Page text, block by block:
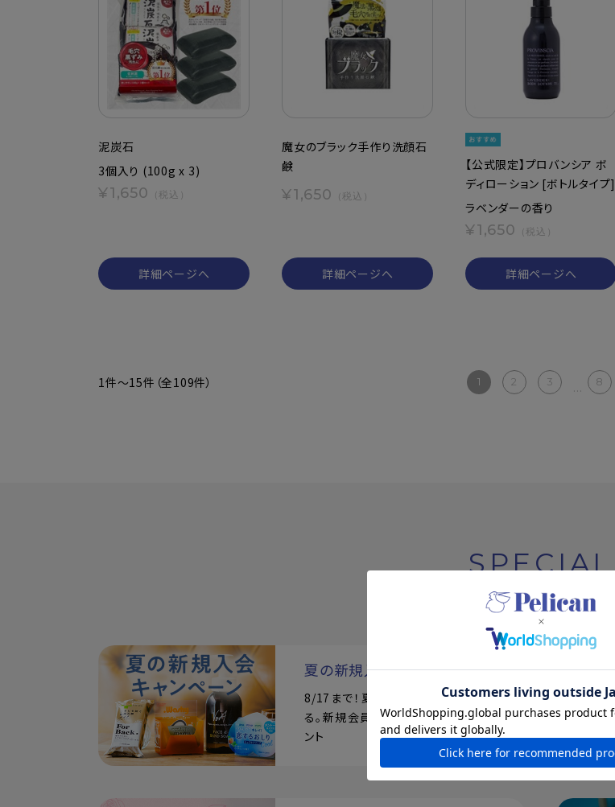
泥炭石
3個入り (100g x 3)
¥1,650 （税込）
詳細ページへ
魔女のブラック手作り洗顔石
鹸
¥1,650 （税込）
詳細ページへ
【公式限定】プロバンシア ボ
ディローション [ボトルタイプ]
ラベンダーの香り
¥1,650 （税込）
詳細ページへ
1件～15件（全109件） 1 2 3 ... 8
SPECIAL
特集
夏の新規入会キャンペーン
8/17まで！夏の素肌を、もっと好きにな
る。新規会員登録で500ポイントプレゼ
ント